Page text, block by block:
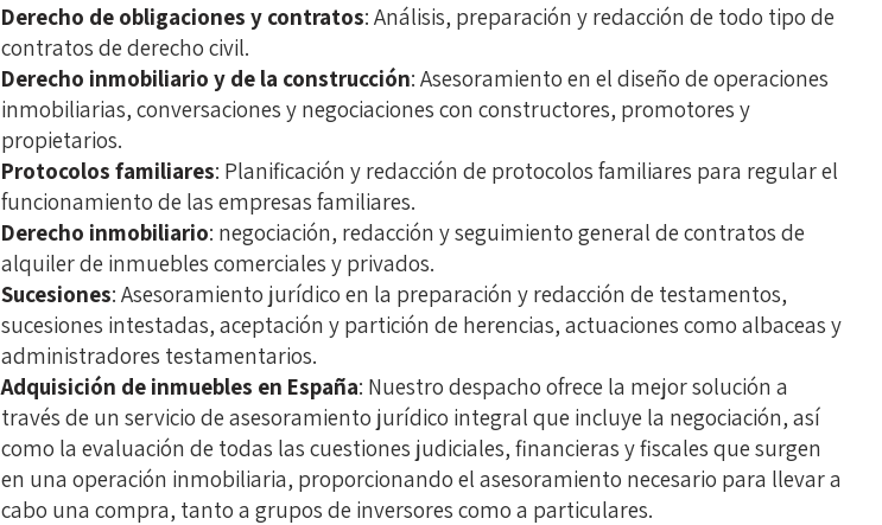
Derecho de obligaciones y contratos: Análisis, preparación y redacción de todo tipo de
contratos de derecho civil.
Derecho inmobiliario y de la construcción: Asesoramiento en el diseño de operaciones
inmobiliarias, conversaciones y negociaciones con constructores, promotores y
propietarios.
Protocolos familiares: Planificación y redacción de protocolos familiares para regular el
funcionamiento de las empresas familiares.
Derecho inmobiliario: negociación, redacción y seguimiento general de contratos de
alquiler de inmuebles comerciales y privados.
Sucesiones: Asesoramiento jurídico en la preparación y redacción de testamentos,
sucesiones intestadas, aceptación y partición de herencias, actuaciones como albaceas y
administradores testamentarios.
Adquisición de inmuebles en España: Nuestro despacho ofrece la mejor solución a
través de un servicio de asesoramiento jurídico integral que incluye la negociación, así
como la evaluación de todas las cuestiones judiciales, financieras y fiscales que surgen
en una operación inmobiliaria, proporcionando el asesoramiento necesario para llevar a
cabo una compra, tanto a grupos de inversores como a particulares.